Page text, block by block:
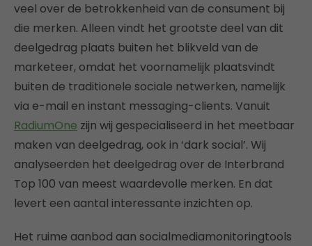
veel over de betrokkenheid van de consument bij
die merken. Alleen vindt het grootste deel van dit
deelgedrag plaats buiten het blikveld van de
marketeer, omdat het voornamelijk plaatsvindt
buiten de traditionele sociale netwerken, namelijk
via e-mail en instant messaging-clients. Vanuit
RadiumOne zijn wij gespecialiseerd in het meetbaar
maken van deelgedrag, ook in ‘dark social’. Wij
analyseerden het deelgedrag over de Interbrand
Top 100 van meest waardevolle merken. En dat
levert een aantal interessante inzichten op.
Het ruime aanbod aan socialmediamonitoringtools